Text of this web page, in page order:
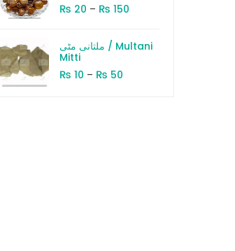
₨ 20 – ₨ 150
ملتانی مٹی / Multani
Mitti
₨ 10 – ₨ 50